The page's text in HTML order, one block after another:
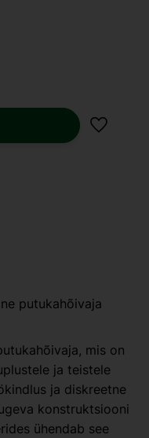
Lisa
putukahõivaja
mis on
ja teistele
ja diskreetne
konstruktsiooni
ühendab see